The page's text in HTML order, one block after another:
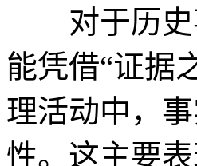
对于历史
能凭借“证据
理活动中，
性。这主要